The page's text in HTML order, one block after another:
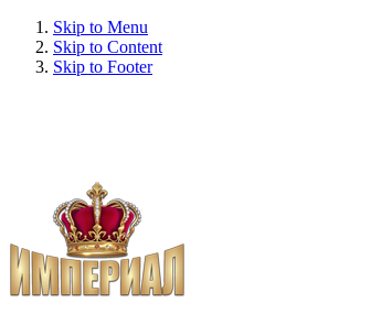
Skip to Menu
Skip to Content
Skip to Footer